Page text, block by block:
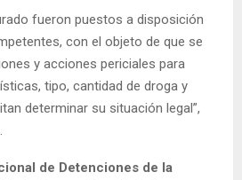
fueron puestos a disposición
con el objeto de que se
y acciones periciales para
tipo, cantidad de droga y
determinar su situación legal”,
de Detenciones de la